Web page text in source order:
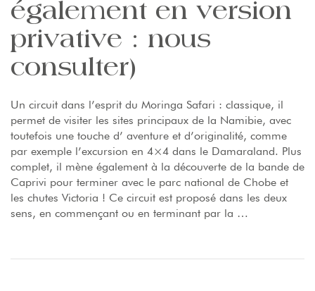
également en version
privative : nous
consulter)
Un circuit dans l’esprit du Moringa Safari : classique, il
permet de visiter les sites principaux de la Namibie, avec
toutefois une touche d’ aventure et d’originalité, comme
par exemple l’excursion en 4×4 dans le Damaraland. Plus
complet, il mène également à la découverte de la bande de
Caprivi pour terminer avec le parc national de Chobe et
les chutes Victoria ! Ce circuit est proposé dans les deux
sens, en commençant ou en terminant par la …